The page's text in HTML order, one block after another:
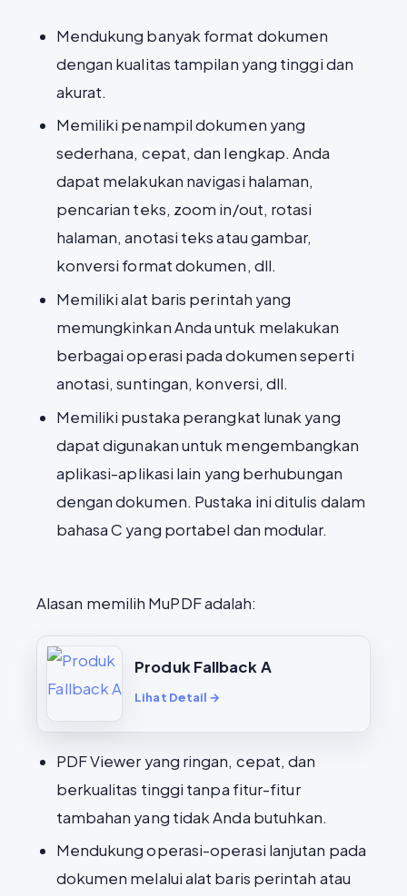
Mendukung banyak format dokumen
dengan kualitas tampilan yang tinggi dan
akurat.
Memiliki penampil dokumen yang
sederhana, cepat, dan lengkap. Anda
dapat melakukan navigasi halaman,
pencarian teks, zoom in/out, rotasi
halaman, anotasi teks atau gambar,
konversi format dokumen, dll.
Memiliki alat baris perintah yang
memungkinkan Anda untuk melakukan
berbagai operasi pada dokumen seperti
anotasi, suntingan, konversi, dll.
Memiliki pustaka perangkat lunak yang
dapat digunakan untuk mengembangkan
aplikasi-aplikasi lain yang berhubungan
dengan dokumen. Pustaka ini ditulis dalam
bahasa C yang portabel dan modular.
Alasan memilih MuPDF adalah:
Produk Fallback A
Lihat Detail →
PDF Viewer yang ringan, cepat, dan
berkualitas tinggi tanpa fitur-fitur
tambahan yang tidak Anda butuhkan.
Mendukung operasi-operasi lanjutan pada
dokumen melalui alat baris perintah atau